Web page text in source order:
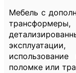
Мебель с
поломке или